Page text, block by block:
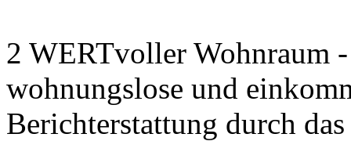
2 WERTvoller Wohnraum
wohnungslose und
Berichterstattung durch